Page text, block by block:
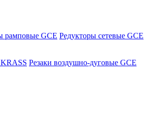
рамповые GCE Редукторы сетевые GCE
Резаки воздушно-дуговые GCE